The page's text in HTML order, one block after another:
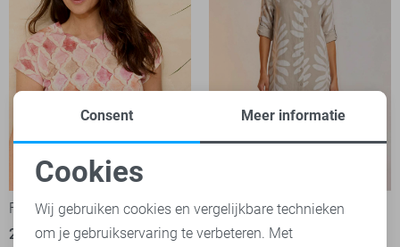
FOS Amsterdam T-shirt
20,00 39,99
FOS Amsterdam Jurk
37,50 74,99
Noodzakelijke cookies
Personalisatie cookies
Consent Meer informatie
Cookies
Wij gebruiken cookies en vergelijkbare technieken
om je gebruikservaring te verbeteren. Met